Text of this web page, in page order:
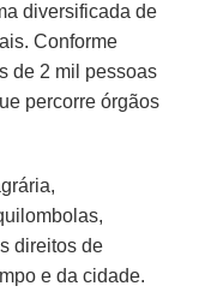
diversificada de
Conforme
de 2 mil pessoas
percorre órgãos
direitos de
e da cidade.